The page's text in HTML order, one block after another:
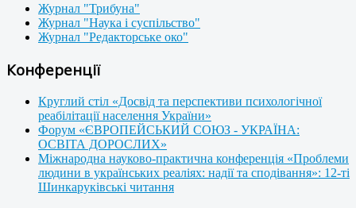
Журнал "Трибуна"
Журнал "Наука і суспільство"
Журнал "Редакторське око"
Конференції
Круглий стіл «Досвід та перспективи психологічної
реабілітації населення України»
Форум «ЄВРОПЕЙСЬКИЙ СОЮЗ - УКРАЇНА:
ОСВІТА ДОРОСЛИХ»
Міжнародна науково-практична конференція «Проблеми
людини в українських реаліях: надії та сподівання»: 12-ті
Шинкаруківські читання